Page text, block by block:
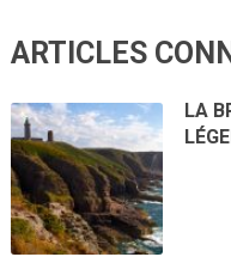
ARTICLES
LA